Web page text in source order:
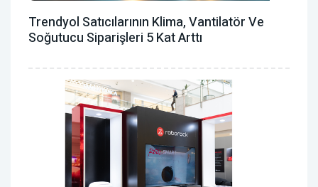
Trendyol Satıcılarının Klima, Vantilatör ‎ve
Soğutucu Siparişleri 5 Kat Arttı